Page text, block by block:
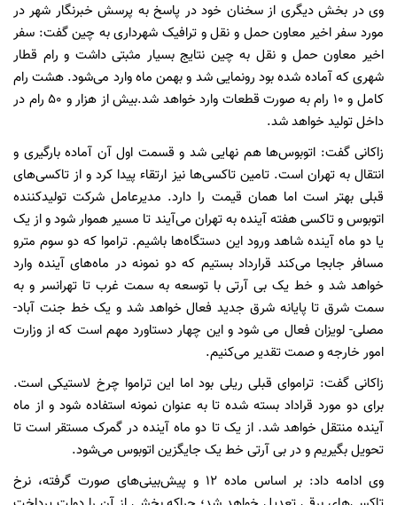
وی در بخش دیگری از سخنان خود در پاسخ به پرسش خبرنگار شهر در
مورد سفر اخیر معاون حمل و نقل و ترافیک شهرداری به چین گفت: سفر
اخیر معاون حمل و نقل به چین نتایج بسیار مثبتی داشت و رام قطار
شهری که آماده شده بود رونمایی شد و بهمن ماه وارد می‌شود. هشت رام
کامل و ۱۰ رام به صورت قطعات وارد خواهد شد.‌بیش از هزار و ۵۰ رام در
داخل تولید خواهد شد.
زاکانی گفت: اتوبوس‌ها هم نهایی شد و قسمت اول آن آماده بارگیری و
انتقال به تهران است. تامین تاکسی‌ها نیز ارتقاء پیدا کرد و از تاکسی‌های
قبلی بهتر است اما همان قیمت را دارد. مدیرعامل شرکت تولیدکننده
اتوبوس و تاکسی هفته آینده به تهران می‌آیند تا مسیر هموار شود و از یک
یا دو ماه آینده شاهد ورود این دستگاه‌ها باشیم. تراموا که دو سوم مترو
مسافر جابجا می‌کند قرارداد بستیم که دو نمونه در ماه‌های آینده وارد
خواهد شد و خط یک بی آرتی با توسعه به سمت غرب تا تهرانسر و به
سمت شرق تا پایانه شرق جدید فعال خواهد شد و یک خط جنت آباد-
مصلی- لویزان فعال می شود و این چهار دستاورد مهم است که از وزارت
امور خارجه و صمت تقدیر می‌کنیم.
زاکانی گفت: تراموای قبلی ریلی بود اما این تراموا چرخ لاستیکی است.
برای دو مورد قراداد بسته شده تا به عنوان نمونه استفاده شود و از ماه
آینده منتقل خواهد شد. از یک تا دو ماه آینده در گمرک مستقر است تا
تحویل بگیریم و در بی آرتی خط یک جایگزین اتوبوس می‌شود.
وی ادامه داد: بر اساس ماده ۱۲ و پیش‌بینی‌های صورت گرفته، نرخ